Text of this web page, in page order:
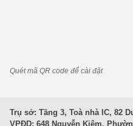
Quét mã QR code để cài đặt
Trụ sở: Tầng 3, Toà nhà IC, 82
VPĐD: 648 Nguyễn Kiệm,